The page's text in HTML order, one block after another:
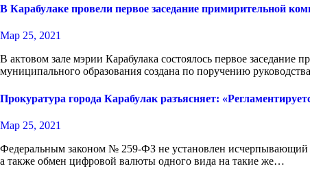
В Карабулаке провели первое заседание примирительной
Мар 25, 2021
В актовом зале мэрии Карабулака состоялось первое
муниципального образования создана по поручению
Прокуратура города Карабулак разъясняет:
Мар 25, 2021
Федеральным законом № 259-ФЗ не установлен исчерпывающий
а также обмен цифровой валюты одного вида на такие же…